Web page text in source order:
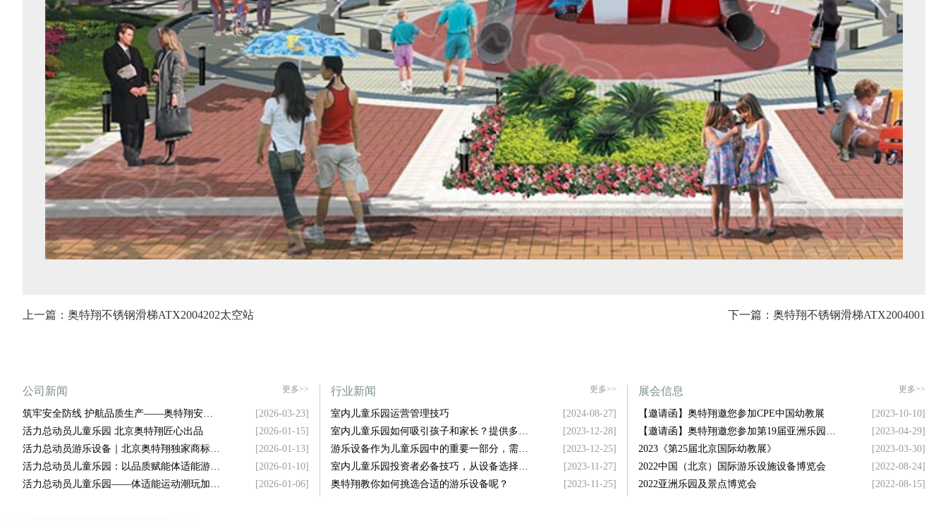
上一篇：奥特翔不锈钢滑梯ATX2004202太空站 下一篇：奥特翔不锈钢滑梯ATX2004001
公司新闻 更多>>
筑牢安全防线 护航品质生产——奥特翔安全
生产大会顺利召开
[2026-03-23]
活力总动员儿童乐园 北京奥特翔匠心出品
[2026-01-15]
活力总动员游乐设备｜北京奥特翔独家商标坐
镇，拿捏游乐圈流量密码
[2026-01-13]
活力总动员儿童乐园：以品质赋能体适能游乐
新升级
[2026-01-10]
活力总动员儿童乐园——体适能运动潮玩加盟
[2026-01-06]
行业新闻 更多>>
室内儿童乐园运营管理技巧
[2024-08-27]
室内儿童乐园如何吸引孩子和家长？提供多样
化设施是关键！
[2023-12-28]
游乐设备作为儿童乐园中的重要一部分，需要
具备哪些特点才能吸引孩子的注意力呢？
[2023-12-25]
室内儿童乐园投资者必备技巧，从设备选择到
空间布局，样样精通！
[2023-11-27]
奥特翔教你如何挑选合适的游乐设备呢？
[2023-11-25]
展会信息 更多>>
【邀请函】奥特翔邀您参加CPE中国幼教展
[2023-10-10]
【邀请函】奥特翔邀您参加第19届亚洲乐园及
景点博览会
[2023-04-29]
2023《第25届北京国际幼教展》
[2023-03-30]
2022中国（北京）国际游乐设施设备博览会
[2022-08-24]
2022亚洲乐园及景点博览会
[2022-08-15]